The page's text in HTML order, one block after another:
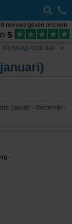
reviews geven ons een
5
Kirchberg-Kitzbühel
(januari - Oostenrijk -